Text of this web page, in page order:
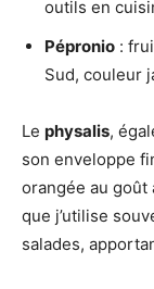
outils en
Pépronio :
Sud, couleur
Le physalis,
son enveloppe
orangée au goût
que j’utilise
salades,